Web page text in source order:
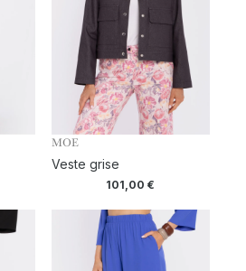
MOE
Veste grise
101,00€